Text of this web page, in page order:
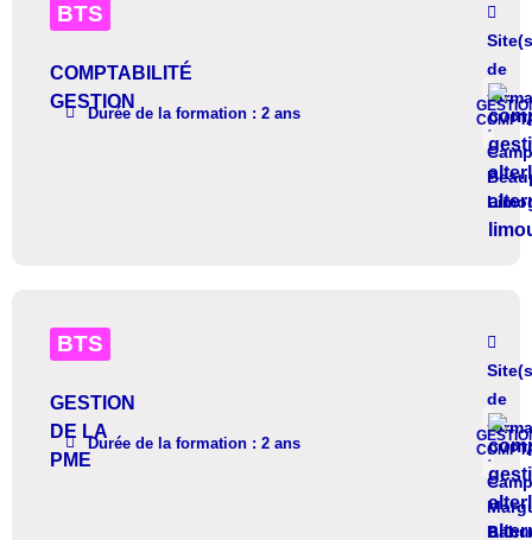
BTS
COMPTABILITÉ
GESTION
Durée de la formation : 2 ans
de
:
BTS
GESTION
DE LA
PME
Durée de la formation : 2 ans
de
: